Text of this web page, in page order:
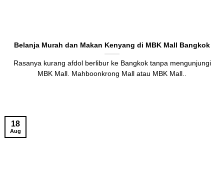
Belanja Murah dan Makan Kenyang di MBK Mall Bangkok
Rasanya kurang afdol berlibur ke Bangkok tanpa mengunjungi
MBK Mall. Mahboonkrong Mall atau MBK Mall..
18
Aug